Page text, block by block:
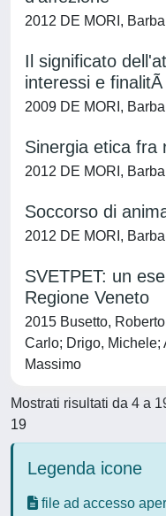
2012 DE MORI,
Il significato
interessi e finalitÃ
2009 DE MORI,
Sinergia etica fra
2012 DE MORI,
Soccorso di
2012 DE MORI,
SVETPET: un
Regione Veneto
2015 Busetto,
Carlo; Drigo, Michele;
Massimo
Mostrati risultati da 4 a
19
Legenda icone
file ad accesso